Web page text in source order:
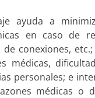
ayuda a
en caso de
de conexiones,
médicas,
personales; e
médicas o